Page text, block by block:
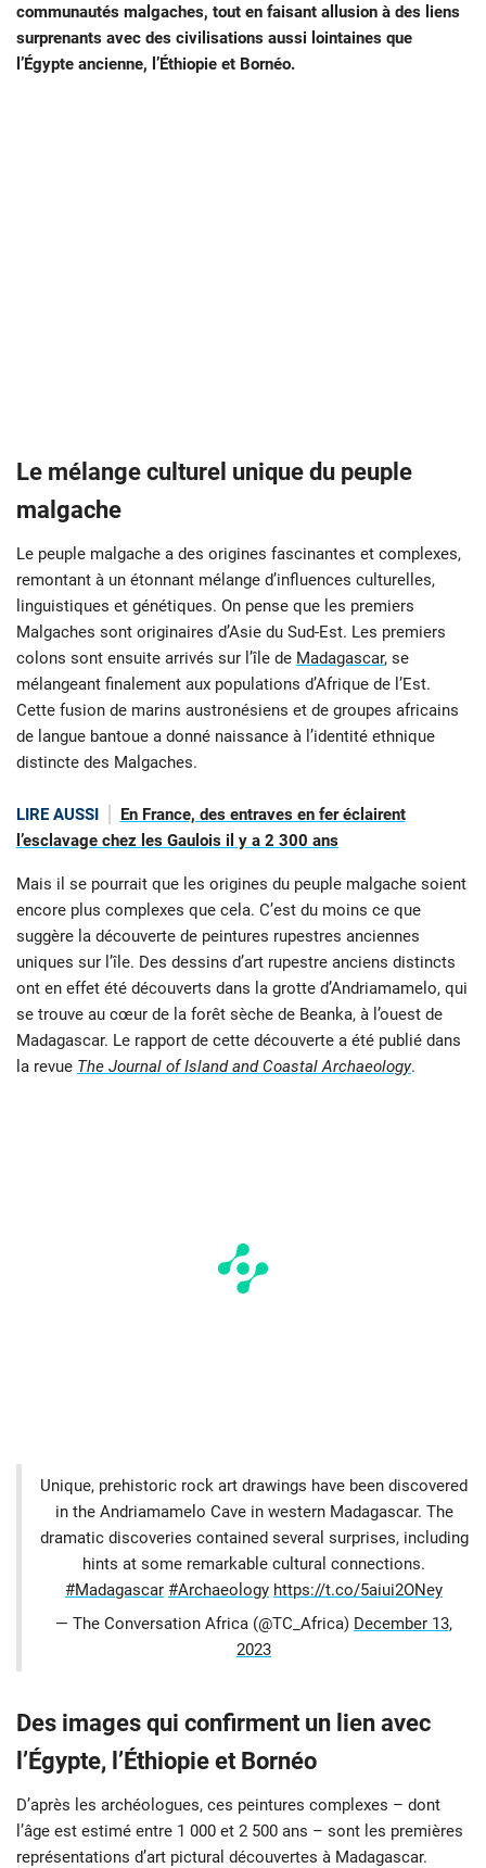
communautés malgaches, tout en faisant allusion à des liens
surprenants avec des civilisations aussi lointaines que
’Égypte ancienne, l’Éthiopie et Bornéo.
Le mélange culturel unique du peuple
malgache
Le peuple malgache a des origines fascinantes et complexes,
remontant à un étonnant mélange d’influences culturelles,
linguistiques et génétiques. On pense que les premiers
Malgaches sont originaires d’Asie du Sud-Est. Les premiers
colons sont ensuite arrivés sur l’île de Madagascar, se
mélangeant finalement aux populations d’Afrique de l’Est.
Cette fusion de marins austronésiens et de groupes africains
de langue bantoue a donné naissance à l’identité ethnique
distincte des Malgaches.
LIRE AUSSI
En France, des entraves en fer éclairent
l’esclavage chez les Gaulois il y a 2 300 ans
Mais il se pourrait que les origines du peuple malgache soient
encore plus complexes que cela. C’est du moins ce que
suggère la découverte de peintures rupestres anciennes
uniques sur l’île. Des dessins d’art rupestre anciens distincts
ont en effet été découverts dans la grotte d’Andriamamelo, qui
se trouve au cœur de la forêt sèche de Beanka, à l’ouest de
Madagascar. Le rapport de cette découverte a été publié dans
la revue The Journal of Island and Coastal Archaeology.
Unique, prehistoric rock art drawings have been discovered
in the Andriamamelo Cave in western Madagascar. The
dramatic discoveries contained several surprises, including
hints at some remarkable cultural connections.
#Madagascar #Archaeology https://t.co/5aiui2ONey
— The Conversation Africa (@TC_Africa) December 13,
2023
Des images qui confirment un lien avec
l’Égypte, l’Éthiopie et Bornéo
D’après les archéologues, ces peintures complexes – dont
l’âge est estimé entre 1 000 et 2 500 ans – sont les premières
représentations d’art pictural découvertes à Madagascar.